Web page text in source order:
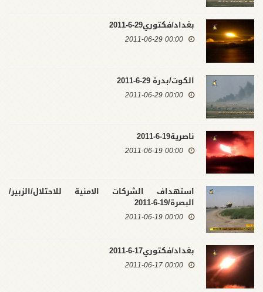
بغداد/فكتوري29-6-2011
00:00 2011-06-29
الكوت/بدرة 29-6-2011
00:00 2011-06-29
ناصرية19-6-2011
00:00 2011-06-19
استهداف الشركات الامنية للاحتلال/الزبير/
البصرة/19-6-2011
00:00 2011-06-19
بغداد/فكتوري17-6-2011
00:00 2011-06-17